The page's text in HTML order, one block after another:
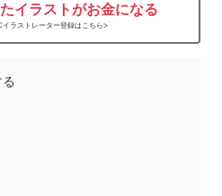
イラストがお金になる
イラストレーター登録はこちら>